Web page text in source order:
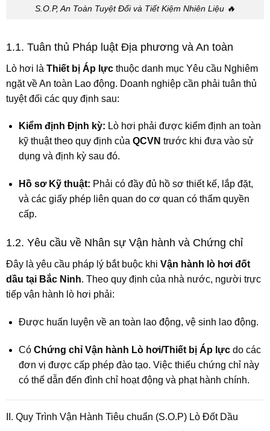
S.O.P, An Toàn Tuyệt Đối và Tiết Kiệm Nhiên Liệu 🔥
1.1. Tuân thủ Pháp luật Địa phương và An toàn
Lò hơi là Thiết bị Áp lựcthuộc danh mục Yêu cầu Nghiêm
ngặt về An toàn Lao động. Doanh nghiệp cần phải tuân thủ
tuyệt đối các quy định sau:
Kiểm định Định kỳ: Lò hơi phải được kiểm định an toàn
kỹ thuật theo quy định của QCVN trước khi đưa vào sử
dụng và định kỳ sau đó.
Hồ sơ Kỹ thuật: Phải có đầy đủ hồ sơ thiết kế, lắp đặt,
và các giấy phép liên quan do cơ quan có thẩm quyền
cấp.
1.2. Yêu cầu về Nhân sự Vận hành và Chứng chỉ
Đây là yêu cầu pháp lý bắt buộc khi Vận hành lò hơi đốt
dầu tại Bắc Ninh. Theo quy định của nhà nước, người trực
tiếp vận hành lò hơi phải:
Được huấn luyện về an toàn lao động, vệ sinh lao động.
Có Chứng chỉ Vận hành Lò hơi/Thiết bị Áp lựcdo các
đơn vị được cấp phép đào tạo. Việc thiếu chứng chỉ này
có thể dẫn đến đình chỉ hoạt động và phạt hành chính.
II. Quy Trình Vận Hành Tiêu chuẩn (S.O.P) Lò Đốt Dầu